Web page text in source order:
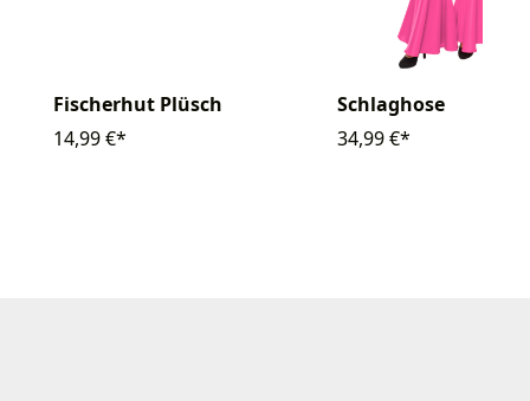
Fischerhut Plüsch
14,99 €*
Schlaghose
34,99 €*